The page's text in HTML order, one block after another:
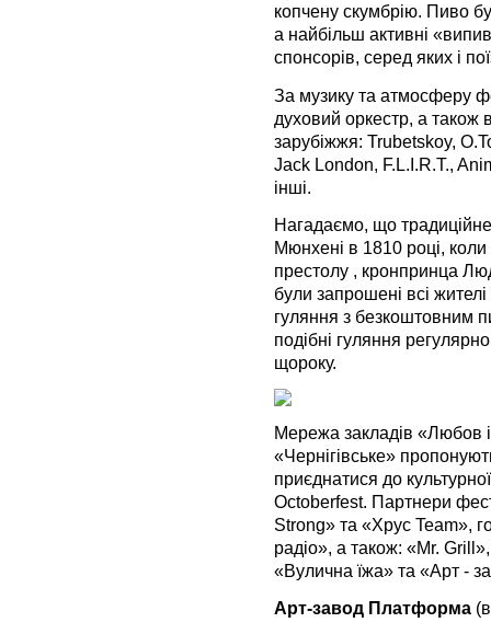
копчену скумбрію. Пиво
а найбільш активні
спонсорів, серед яких і
За музику та атмосферу
духовий оркестр, а також
зарубіжжя: Trubetskoy,
Jack London, F.L.I.R.T.,
інші.
Нагадаємо, що
Мюнхені в 1810 році,
престолу , кронпринца
були запрошені всі
гуляння з безкоштовним
подібні гуляння
щороку.
Мережа закладів «Любов
«Чернігівське»
приєднатися до
Octoberfest. Партнери
Strong» та «Хрус Team»,
радіо», а також: «Mr.
«Вулична їжа» та «Арт -
Арт-завод Платформа